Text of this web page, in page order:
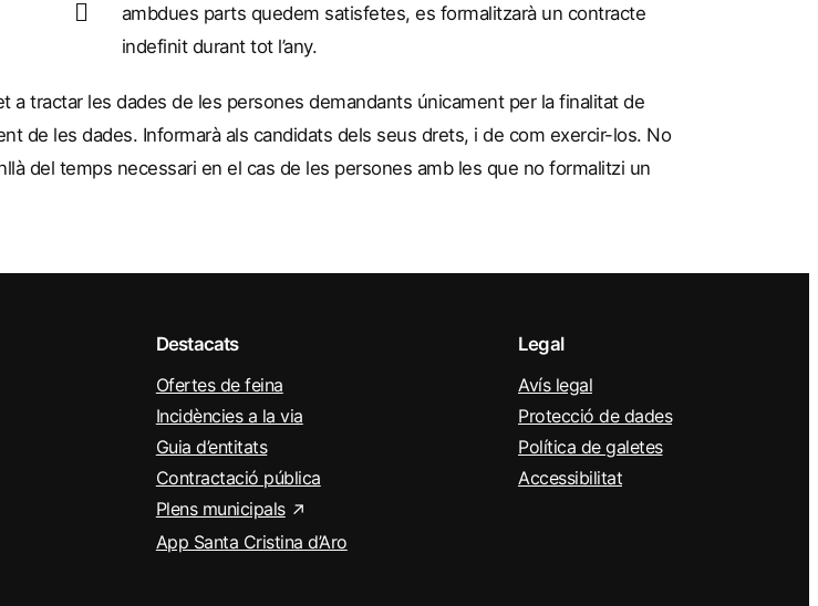
ambdues parts quedem satisfetes, es formalitzarà un contracte
indefinit durant tot l’any.
a tractar les dades de les persones demandants únicament per la finalitat de
de les dades. Informarà als candidats dels seus drets, i de com exercir-los. No
del temps necessari en el cas de les persones amb les que no formalitzi un
Destacats
Ofertes de feina
Incidències a la via
Guia d’entitats
Contractació pública
Plens municipals
App Santa Cristina d’Aro
Legal
Avís legal
Protecció de dades
Política de galetes
Accessibilitat